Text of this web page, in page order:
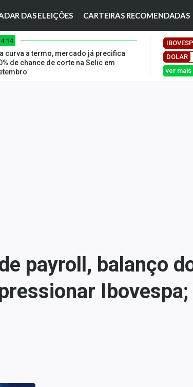
DAS ELEIÇÕES CARTEIRAS RECOMENDADAS
curva a termo, mercado já precifica
de chance de corte na Selic em
DOLAR
ver mais
payroll, balanço